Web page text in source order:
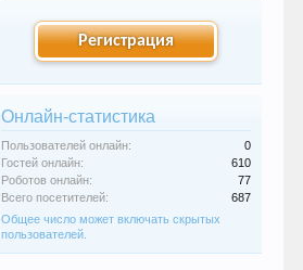
Регистрация
Онлайн-статистика
Пользователей онлайн:
0
Гостей онлайн:
610
Роботов онлайн:
77
Всего посетителей:
687
Общее число может включать скрытых
пользователей.